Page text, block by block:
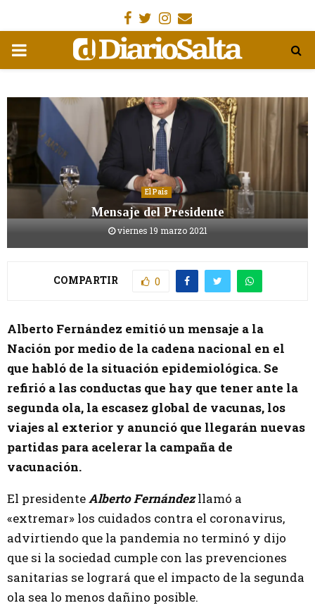
Facebook
Gorjeo
Instagram
Email
MENÚ
El País
Mensaje del Presidente
viernes 19 marzo 2021
COMPARTIR 0
Alberto Fernández emitió un mensaje a la
Nación por medio de la cadena nacional en el
que habló de la situación epidemiológica. Se
refirió a las conductas que hay que tener ante la
segunda ola, la escasez global de vacunas, los
viajes al exterior y anunció que llegarán nuevas
partidas para acelerar la campaña de
vacunación.
El presidenteAlberto Fernándezllamó a
«extremar» los cuidados contra el coronavirus,
advirtiendo que la pandemia no terminó y dijo
que si la sociedad cumple con las prevenciones
sanitarias se logrará que el impacto de la segunda
ola sea lo menos dañino posible.